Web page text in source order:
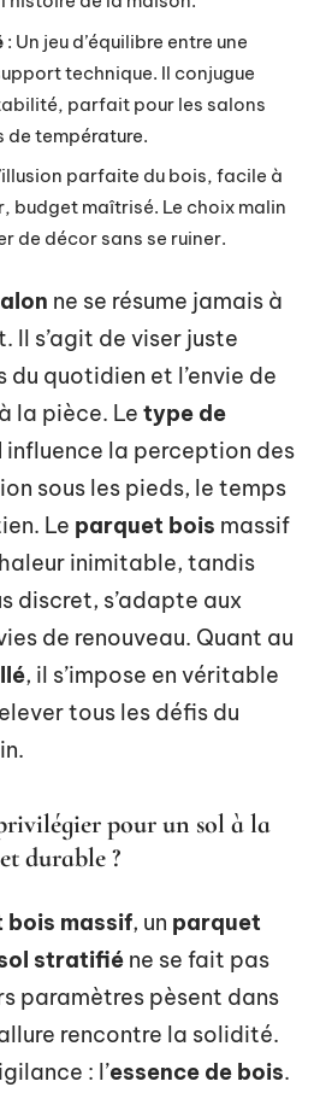
: Un jeu d’équilibre entre une
technique. Il conjugue
parfait pour les salons
de température.
parfaite du bois, facile à
budget maîtrisé. Le choix malin
de décor sans se ruiner.
ne se résume jamais à
Il s’agit de viser juste
du quotidien et l’envie de
la pièce. Le type de
influence la perception des
sous les pieds, le temps
Le parquet bois massif
inimitable, tandis
discret, s’adapte aux
de renouveau. Quant au
, il s’impose en véritable
tous les défis du
pour un sol à la
durable ?
bois massif, un parquet
stratifié ne se fait pas
paramètres pèsent dans
rencontre la solidité.
: l’essence de bois.